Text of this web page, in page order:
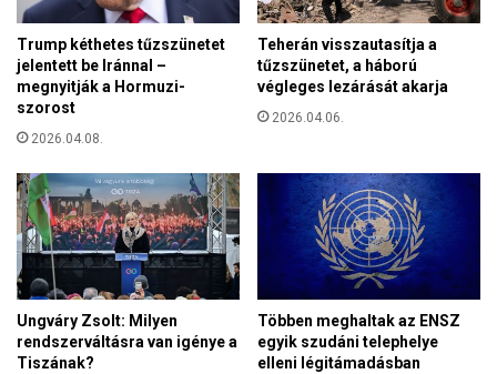
á
g
i
,
g
a
d
a
s
á
g
i
é
s
p
s
g
ü
g
y
m
i
n
i
s
z
t
e
Trump kéthetes tűzszünetet
jelentett be Iránnal –
megnyitják a Hormuzi-
szorost
2026.04.08.
Teherán visszautasítja a
tűzszünetet, a háború
végleges lezárását akarja
2026.04.06.
Ungváry Zsolt: Milyen
rendszerváltásra van igénye a
Tiszának?
Többen meghaltak az ENSZ
egyik szudáni telephelye
elleni légitámadásban